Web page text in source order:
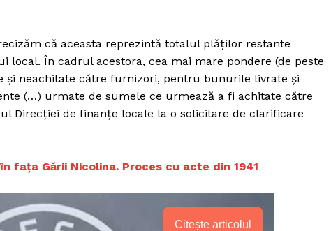
că aceasta reprezintă totalul plăţilor restante
local. În cadrul acestora, cea mai mare pondere (de peste
şi neachitate către furnizori, pentru bunurile livrate şi
(…) urmate de sumele ce urmează a fi achitate către
Direcţiei de finanţe locale la o solicitare de clarificare
faţa Gării Nicolina. Proces cu acte din 1941
Citește articolul